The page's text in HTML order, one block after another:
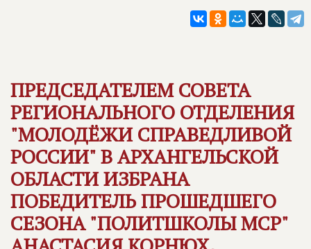
ПРЕДСЕДАТЕЛЕМ СОВЕТА
РЕГИОНАЛЬНОГО ОТДЕЛЕНИЯ
"МОЛОДЁЖИ СПРАВЕДЛИВОЙ
РОССИИ" В АРХАНГЕЛЬСКОЙ
ОБЛАСТИ ИЗБРАНА
ПОБЕДИТЕЛЬ ПРОШЕДШЕГО
СЕЗОНА "ПОЛИТШКОЛЫ МСР"